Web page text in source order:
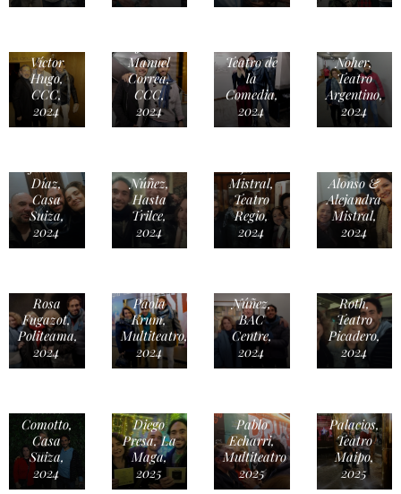
Víctor
Hugo,
CCC,
2024
Manuel
Correa,
CCC,
2024
Teatro de
la
Comedia,
2024
Noher,
Teatro
Argentino,
2024
Díaz,
Casa
Suiza,
2024
Núñez,
Hasta
Trilce,
2024
Claudio
Mistral,
Teatro
Regio,
2024
Alonso &
Alejandra
Mistral,
2024
Rosa
Fugazot,
Politeama,
2024
Paola
Krum,
Multiteatro,
2024
Núñez,
BAC
Centre,
2024
Roth,
Teatro
Picadero,
2024
Comotto,
Casa
Suiza,
2024
Diego
Presa, La
Maga,
2025
Pablo
Echarri,
Multiteatro
2025
Palacios,
Teatro
Maipo,
2025
Osmar
Damián
De Santo